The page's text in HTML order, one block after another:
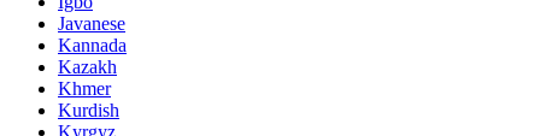
Javanese
Kannada
Kazakh
Khmer
Kurdish
Kyrgyz